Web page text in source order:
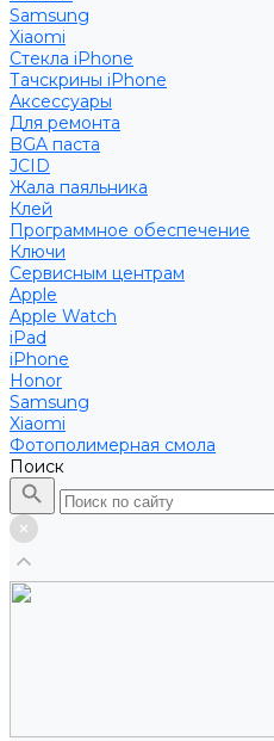
Samsung
Xiaomi
Стекла iPhone
Тачскрины iPhone
Аксессуары
Для ремонта
BGA паста
JCID
Жала паяльника
Клей
Программное обеспечение
Ключи
Сервисным центрам
Apple
Apple Watch
iPad
iPhone
Honor
Samsung
Xiaomi
Фотополимерная смола
Поиск